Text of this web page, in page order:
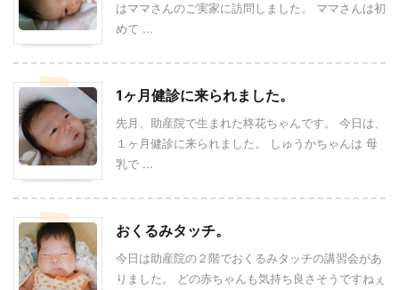
はママさんのご実家に訪問しました。 ママさんは初
めて ...
1ヶ月健診に来られました。
先月、助産院で生まれた柊花ちゃんです。 今日は、
１ヶ月健診に来られました。 しゅうかちゃんは 母
乳で ...
おくるみタッチ。
今日は助産院の２階でおくるみタッチの講習会があ
りました。 どの赤ちゃんも気持ち良さそうですねぇ